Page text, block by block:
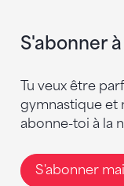
S'abonner
Tu veux être
gymnastique et
abonne-toi à la
S'abonner